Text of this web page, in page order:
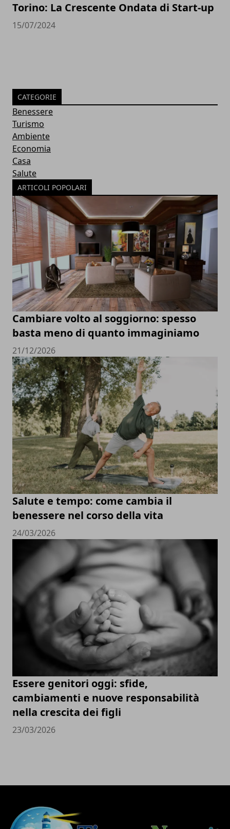
Torino: La Crescente Ondata di Start-up
15/07/2024
CATEGORIE
Benessere
Turismo
Ambiente
Economia
Casa
Salute
ARTICOLI POPOLARI
Cambiare volto al soggiorno: spesso
basta meno di quanto immaginiamo
21/12/2026
Salute e tempo: come cambia il
benessere nel corso della vita
24/03/2026
Essere genitori oggi: sfide,
cambiamenti e nuove responsabilità
nella crescita dei figli
23/03/2026